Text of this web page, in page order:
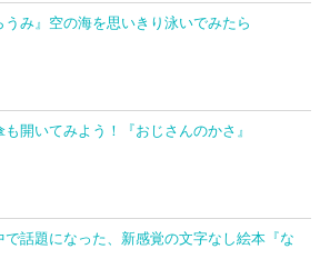
うみ』空の海を思いきり泳いでみたら
も開いてみよう！『おじさんのかさ』
で話題になった、新感覚の文字なし絵本『な